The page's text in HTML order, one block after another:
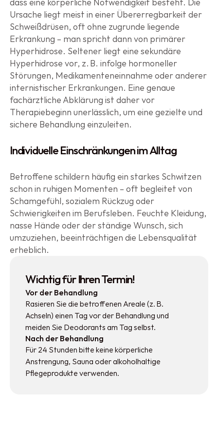
Wichtig für Ihren Termin!
Vor der Behandlung
Rasieren Sie die betroffenen Areale (z. B.
Achseln) einen Tag vor der Behandlung und
meiden Sie Deodorants am Tag selbst.
Nach der Behandlung
Für 24 Stunden bitte keine körperliche
Anstrengung, Sauna oder alkoholhaltige
Pflegeprodukte verwenden.
Ursache liegt meist in einer Übererregbarkeit der
Schweißdrüsen, oft ohne zugrunde liegende
Erkrankung – man spricht dann von primärer
Hyperhidrose. Seltener liegt eine sekundäre
Hyperhidrose vor, z. B. infolge hormoneller
Störungen, Medikamenteneinnahme oder anderer
internistischer Erkrankungen. Eine genaue
fachärztliche Abklärung ist daher vor
Therapiebeginn unerlässlich, um eine gezielte und
sichere Behandlung einzuleiten.
Individuelle Einschränkungen im Alltag
Betroffene schildern häufig ein starkes Schwitzen
schon in ruhigen Momenten – oft begleitet von
Schamgefühl, sozialem Rückzug oder
Schwierigkeiten im Berufsleben. Feuchte Kleidung,
nasse Hände oder der ständige Wunsch, sich
umzuziehen, beeinträchtigen die Lebensqualität
erheblich.